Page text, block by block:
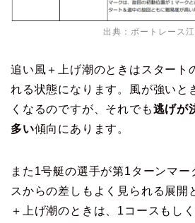
出典： ボートレース江
追い風＋上げ潮のときはスタート
れる状態になります。風が強いと
くなるのですが、それでも逃げが
多い傾向にあります。
また1号艇の選手が第1ターンマ
スからの差しもよく見られる展開
＋上げ潮のときは、1コースもし